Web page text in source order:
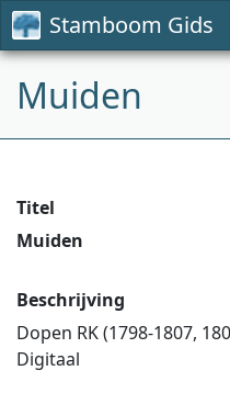
Stamboom Gids
Muiden
Titel
Muiden
Beschrijving
Dopen RK (1798-1807,
Digitaal